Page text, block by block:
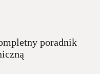
poradnik